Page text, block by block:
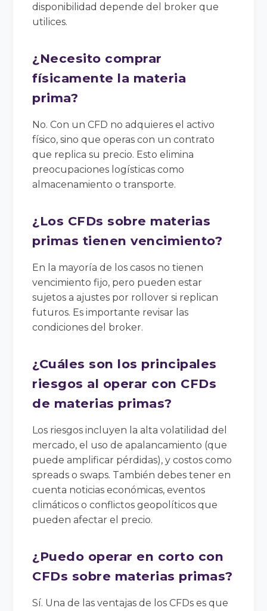
disponibilidad depende del broker que
utilices.
¿Necesito comprar
físicamente la materia
prima?
No. Con un CFD no adquieres el activo
físico, sino que operas con un contrato
que replica su precio. Esto elimina
preocupaciones logísticas como
almacenamiento o transporte.
¿Los CFDs sobre materias
primas tienen vencimiento?
En la mayoría de los casos no tienen
vencimiento fijo, pero pueden estar
sujetos a ajustes por rollover si replican
futuros. Es importante revisar las
condiciones del broker.
¿Cuáles son los principales
riesgos al operar con CFDs
de materias primas?
Los riesgos incluyen la alta volatilidad del
mercado, el uso de apalancamiento (que
puede amplificar pérdidas), y costos como
spreads o swaps. También debes tener en
cuenta noticias económicas, eventos
climáticos o conflictos geopolíticos que
pueden afectar el precio.
¿Puedo operar en corto con
CFDs sobre materias primas?
Sí. Una de las ventajas de los CFDs es que